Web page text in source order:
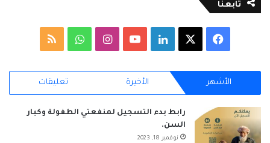
تابعنا
س
ب
و
ك
د
o
u ت س
خ
ص
الأشهر الأخيرة تعليقات
رابط بدء التسجيل لمنفعتي الطفولة وكبار
السن.
نوفمبر 18, 2023